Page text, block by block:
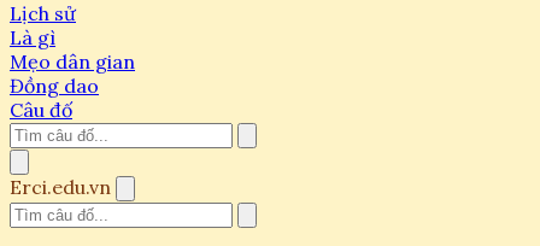
Lịch sử
Là gì
Mẹo dân gian
Đồng dao
Câu đố
Erci.edu.vn